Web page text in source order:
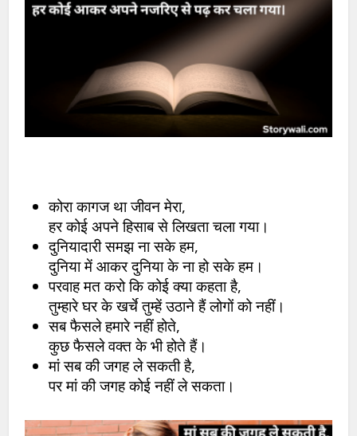
कोरा कागज था जीवन मेरा,
हर कोई अपने हिसाब से लिखता चला गया।
दुनियादारी समझ ना सके हम,
दुनिया में आकर दुनिया के ना हो सके हम।
परवाह मत करो कि कोई क्या कहता है,
तुम्हारे घर के खर्चे तुम्हें उठाने हैं लोगों को नहीं।
सब फैसले हमारे नहीं होते,
कुछ फैसले वक्त के भी होते हैं।
मां सब की जगह ले सकती है,
पर मां की जगह कोई नहीं ले सकता।